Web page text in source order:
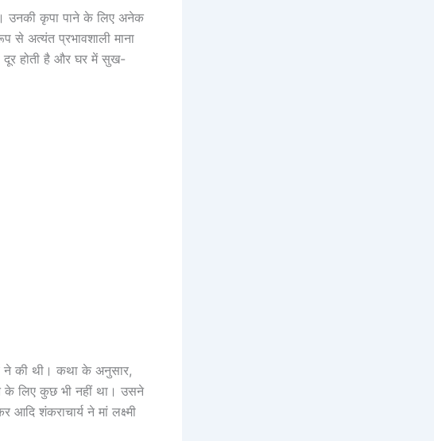
है। उनकी कृपा पाने के लिए अनेक
से अत्यंत प्रभावशाली माना
दूर होती है और घर में सुख-
ने की थी। कथा के अनुसार,
के लिए कुछ भी नहीं था। उसने
शंकराचार्य ने मां लक्ष्मी